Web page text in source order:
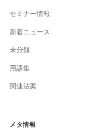
セミナー情報
新着ニュース
未分類
用語集
関連法案
メタ情報